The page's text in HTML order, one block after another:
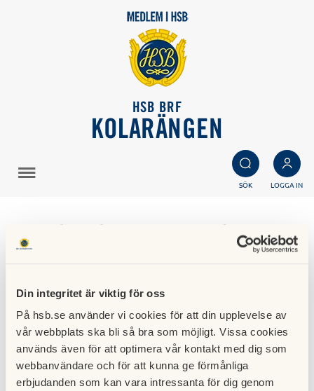
Din integritet är viktig för oss
På hsb.se använder vi cookies för att din upplevelse av
vår webbplats ska bli så bra som möjligt. Vissa cookies
används även för att optimera vår kontakt med dig som
webbanvändare och för att kunna ge förmånliga
erbjudanden som kan vara intressanta för dig genom
HSB BRF
KOLARÄNGEN
SÖK LOGGA IN
Markarbeten under v
18 juni 2025
Information till boende ang markarbeten
I början på nästa vecka (v 26) kommer ABTOT hit och påbörjar
markarbeten på Turbingränd och Teknikvägen med start på Turbin.
Syftet med arbetet är att underlätta för lastbilarna som